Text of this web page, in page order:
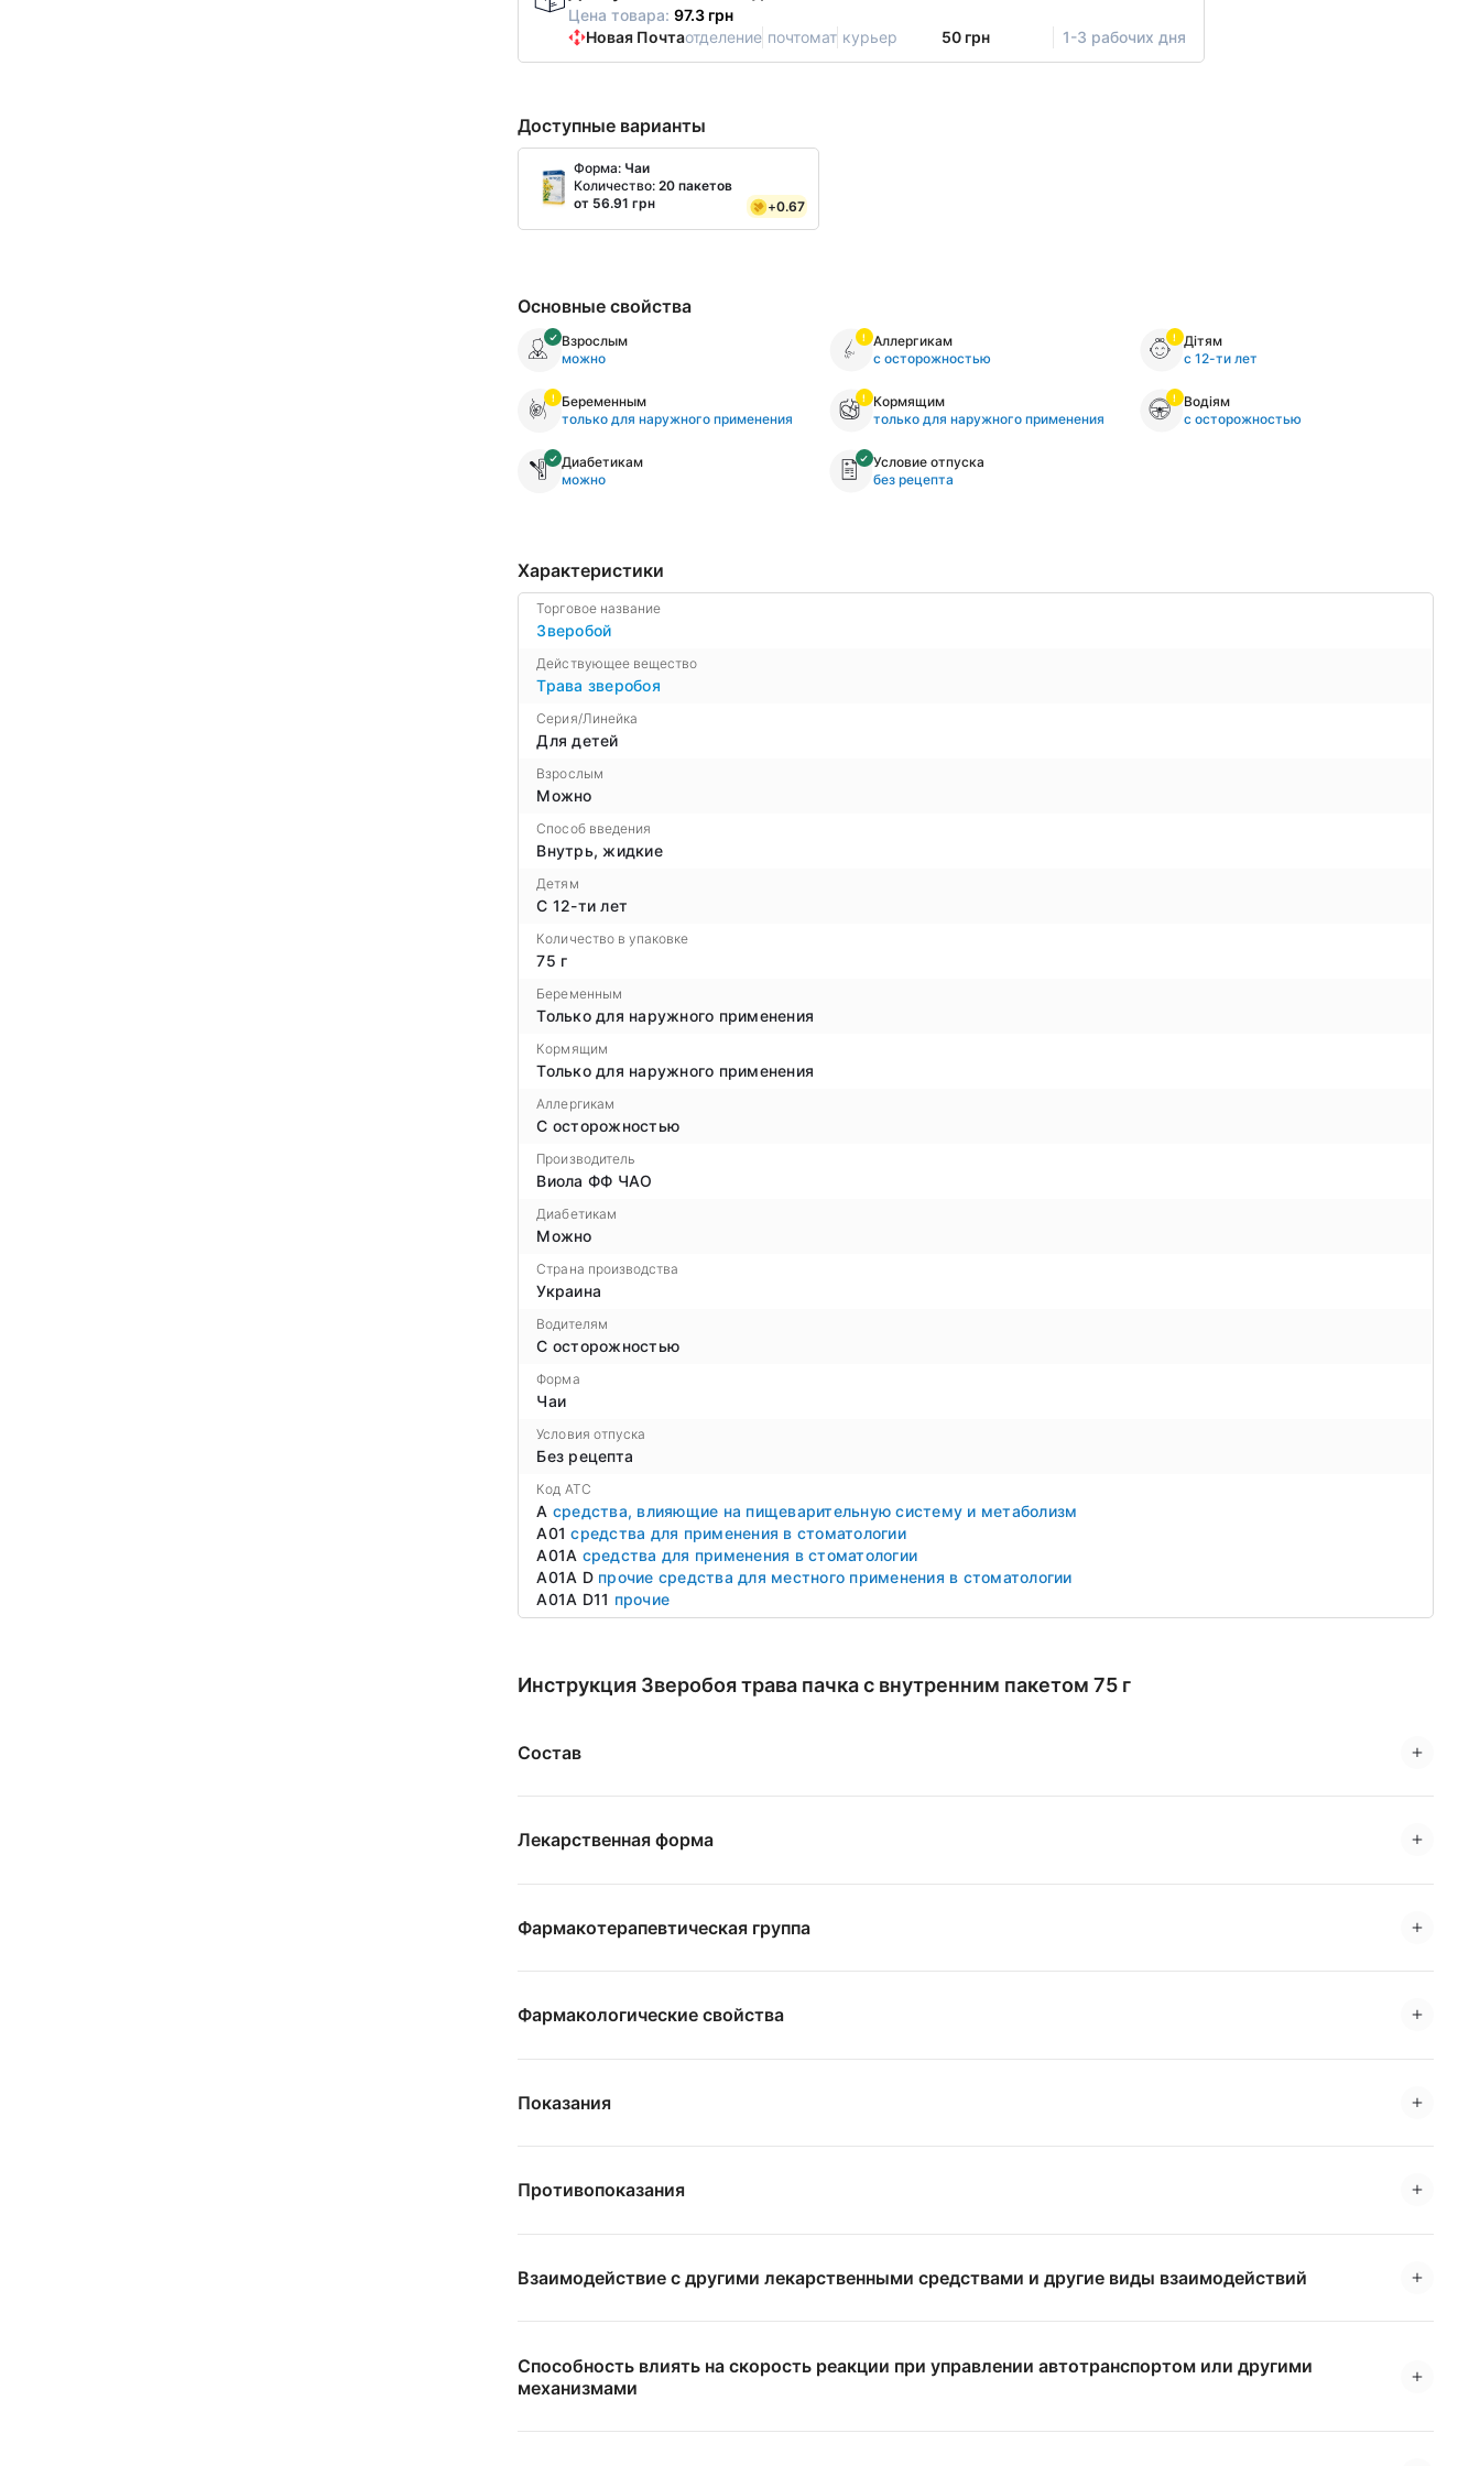
Цена товара:97.3 грн
Новая Почтаотделение почтомат курьер 50 грн 1-3 рабочих дня
Доступные варианты
Форма: Чаи
Количество:20 пакетов
от 56.91 грн
+0.67
Основные свойства
Взрослым
можно
Аллергикам
с осторожностью
Дітям
с 12-ти лет
Беременным
только для наружного применения
Кормящим
только для наружного применения
Водіям
с осторожностью
Диабетикам
можно
Условие отпуска
без рецепта
Характеристики
Торговое название
Зверобой
Действующее вещество
Трава зверобоя
Серия/Линейка
Для детей
Взрослым
Можно
Способ введения
Внутрь, жидкие
Детям
С 12-ти лет
Количество в упаковке
75 г
Беременным
Только для наружного применения
Кормящим
Только для наружного применения
Аллергикам
С осторожностью
Производитель
Виола ФФ ЧАО
Диабетикам
Можно
Страна производства
Украина
Водителям
С осторожностью
Форма
Чаи
Условия отпуска
Без рецепта
Код ATC
A средства, влияющие на пищеварительную систему и метаболизм
A01средства для применения в стоматологии
A01A средства для применения в стоматологии
A01A D прочие средства для местного применения в стоматологии
A01A D11 прочие
Инструкция Зверобоя трава пачка с внутренним пакетом 75 г
Состав
Лекарственная форма
Фармакотерапевтическая группа
Фармакологические свойства
Показания
Противопоказания
Взаимодействие с другими лекарственными средствами и другие виды взаимодействий
Способность влиять на скорость реакции при управлении автотранспортом или другими
механизмами